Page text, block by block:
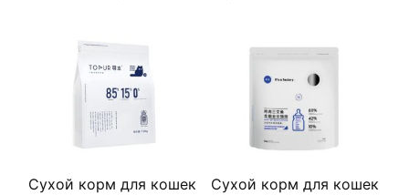
Сухой корм для кошек
Сухой корм для кошек